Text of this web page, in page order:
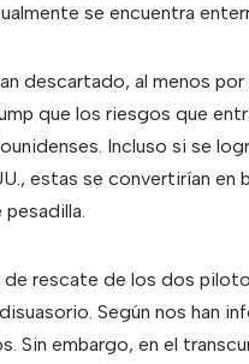
se encuentra
descartado, al menos
que los riesgos que
Incluso si se
estas se convertirían
pesadilla.
rescate de los dos
Según nos han
Sin embargo, en el